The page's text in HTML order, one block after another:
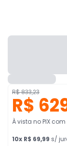
R$ 833,23
R$
À vista no PIX com
10x R$ 69,99 s/